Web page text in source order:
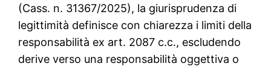
(Cass. n. 31367/2025), la giurisprudenza di
legittimità definisce con chiarezza i limiti della
responsabilità ex art. 2087 c.c., escludendo
derive verso una responsabilità oggettiva o